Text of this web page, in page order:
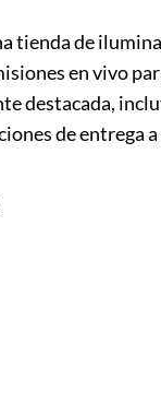
tienda de
en vivo
destacada,
de entrega